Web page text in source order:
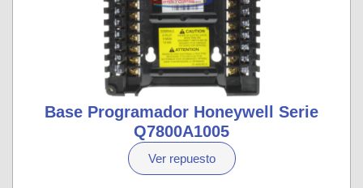
Base Programador Honeywell Serie
Q7800A1005
Ver repuesto